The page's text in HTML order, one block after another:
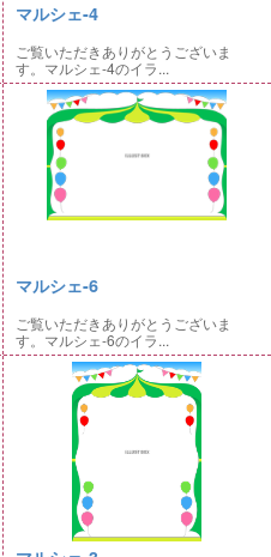
マルシェ-4
ご覧いただきありがとうございま
す。マルシェ-4のイラ...
マルシェ-6
ご覧いただきありがとうございま
す。マルシェ-6のイラ...